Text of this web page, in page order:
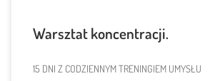
Warsztat koncentracji.
15 DNI Z CODZIENNYM TRENINGIEM UMYSŁU